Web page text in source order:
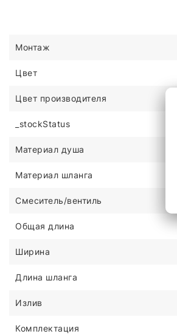
Монтаж
Цвет
Цвет производителя
_stockStatus
Материал душа
Материал шланга
Смеситель/вентиль
Общая длина
Ширина
Длина шланга
Излив
Комплектация